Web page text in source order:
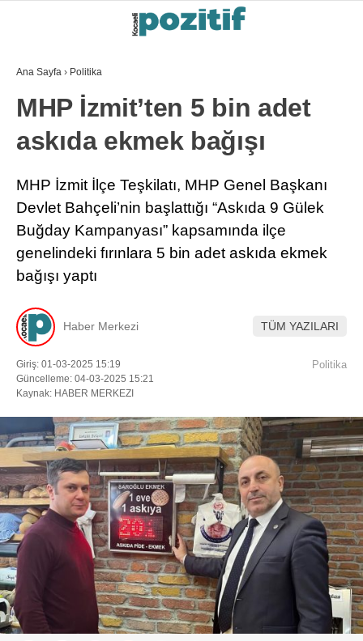
Ana Sayfa › Politika
MHP İzmit’ten 5 bin adet
askıda ekmek bağışı
MHP İzmit İlçe Teşkilatı, MHP Genel Başkanı
Devlet Bahçeli’nin başlattığı “Askıda 9 Gülek
Buğday Kampanyası” kapsamında ilçe
genelindeki fırınlara 5 bin adet askıda ekmek
bağışı yaptı
Haber Merkezi TÜM YAZILARI
Giriş: 01-03-2025 15:19
Güncelleme: 04-03-2025 15:21
Kaynak: HABER MERKEZI
Politika